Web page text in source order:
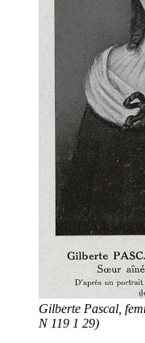
Gilberte Pascal,
N 119 1 29)